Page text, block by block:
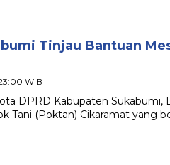
Tinjau Bantuan
WIB
DPRD Kabupaten Sukabumi,
Tani (Poktan) Cikaramat yang